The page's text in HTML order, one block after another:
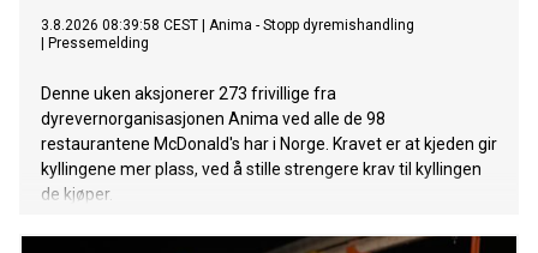
3.8.2026 08:39:58 CEST
Anima - Stopp dyremishandling
Pressemelding
Denne uken aksjonerer 273 frivillige fra
dyrevernorganisasjonen Anima ved alle de 98
restaurantene McDonald's har i Norge. Kravet er at kjeden gir
kyllingene mer plass, ved å stille strengere krav til kyllingen
de kjøper.